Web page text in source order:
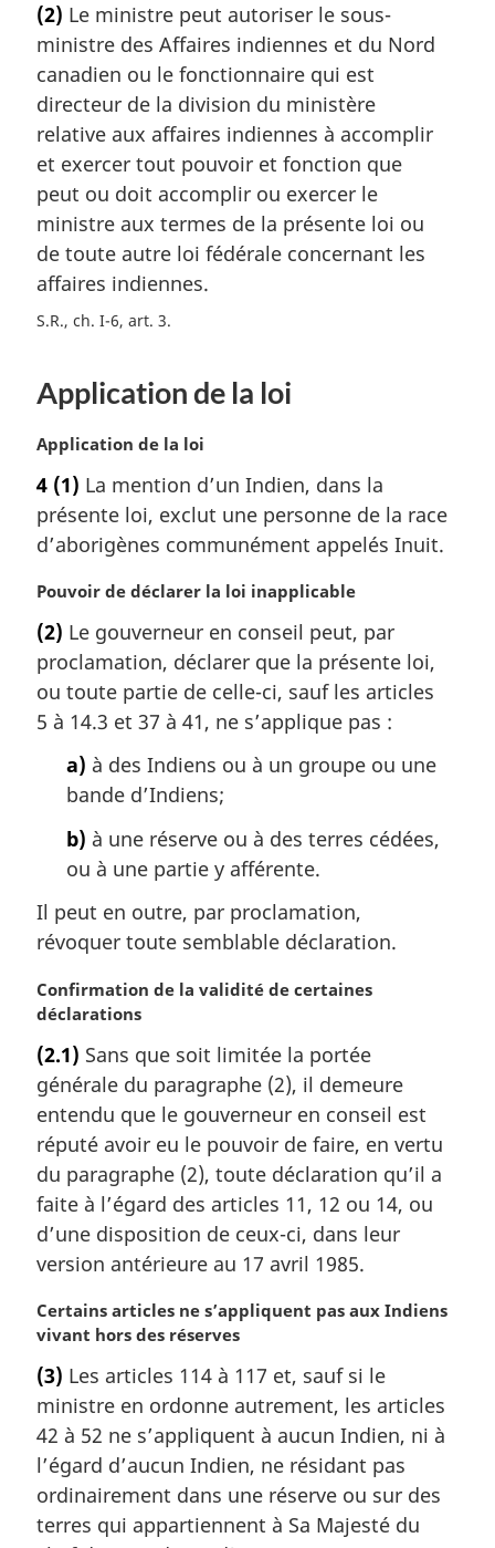
i
n
a
e
:
t
e
m
a
g
i
n
a
e
:
(2) Le ministre peut autoriser le sous-
ministre des Affaires indiennes et du Nord
canadien ou le fonctionnaire qui est
directeur de la division du ministère
relative aux affaires indiennes à accomplir
et exercer tout pouvoir et fonction que
peut ou doit accomplir ou exercer le
ministre aux termes de la présente loi ou
de toute autre loi fédérale concernant les
affaires indiennes.
S.R., ch. I-6, art. 3
Application de la loi
N
t
e
m
r
i
n
a
l
e
Application de la loi
4 (1) La mention d’un Indien, dans la
présente loi, exclut une personne de la race
d’aborigènes communément appelés Inuit.
N
t
e
m
a
r
:
Pouvoir de déclarer la loi inapplicable
(2) Le gouverneur en conseil peut, par
proclamation, déclarer que la présente loi,
ou toute partie de celle-ci, sauf les articles
5 à 14.3 et 37 à 41, ne s’applique pas :
a) à des Indiens ou à un groupe ou une
bande d’Indiens;
b) à une réserve ou à des terres cédées,
ou à une partie y afférente.
Il peut en outre, par proclamation,
révoquer toute semblable déclaration.
N
o
e
m
a
r
i
n
a
l
:
Confirmation de la validité de certaines
déclarations
(2.1) Sans que soit limitée la portée
générale du paragraphe (2), il demeure
entendu que le gouverneur en conseil est
réputé avoir eu le pouvoir de faire, en vertu
du paragraphe (2), toute déclaration qu’il a
faite à l’égard des articles 11, 12 ou 14, ou
d’une disposition de ceux-ci, dans leur
version antérieure au 17 avril 1985.
N
o
e
m
a
r
i
n
Certains articles ne s’appliquent pas aux Indiens
vivant hors des réserves
(3) Les articles 114 à 117 et, sauf si le
ministre en ordonne autrement, les articles
42 à 52 ne s’appliquent à aucun Indien, ni à
l’égard d’aucun Indien, ne résidant pas
ordinairement dans une réserve ou sur des
terres qui appartiennent à Sa Majesté du